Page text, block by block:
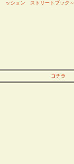
ッション ストリートブック～
コチラ